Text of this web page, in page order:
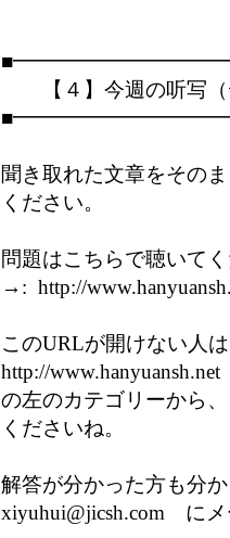
【４】今週の听写（
聞き取れた文章をその
ください。
問題はこちらで聴いて
→:  http://
このURLが開けない人は
http://www.hanyuansh.net
の左のカテゴリーから
くださいね。
解答が分かった方も分
xiyuhui@jicsh.com　に